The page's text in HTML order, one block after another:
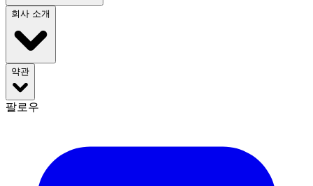
회사 소개
약관
팔로우